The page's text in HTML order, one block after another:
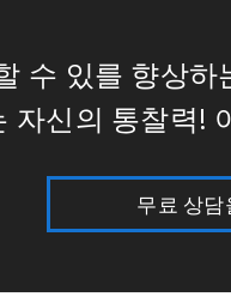
수 있를 향상하
자신의 통찰력!
무료 상담